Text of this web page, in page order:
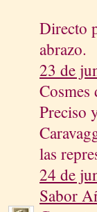
Directo
abrazo.
23 de
Cosmes
Preciso
las
24 de
Sabor